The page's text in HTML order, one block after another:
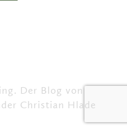
Der Blog von
Christian Hlade